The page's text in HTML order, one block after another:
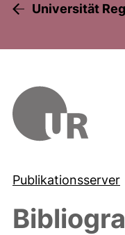
Universität
Publikationsserver